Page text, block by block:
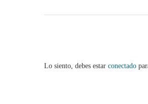
Lo siento, debes estar conectado